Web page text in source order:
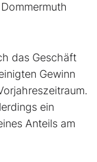
das Geschäft
Gewinn
ein
Anteils am